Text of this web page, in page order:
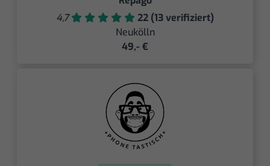
4,7
22 (13 verifiziert)
Neukölln
49,- €